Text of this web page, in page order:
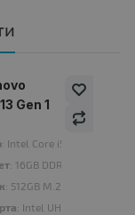
Gen 1
: Intel Core i5 10310U up to
: 16GB DDR4 Onboard
: 512GB M.2 NVMe SSD
: Intel UHD Graphics